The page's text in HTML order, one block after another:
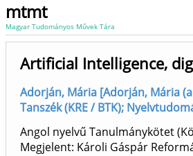
mtmt
Magyar Tudományos Művek Tára
Artificial Intelligence,
Adorján, Mária [Adorján, Mária
Tanszék (KRE / BTK);
Angol nyelvű Tanulmánykötet
Megjelent: Károli Gáspár